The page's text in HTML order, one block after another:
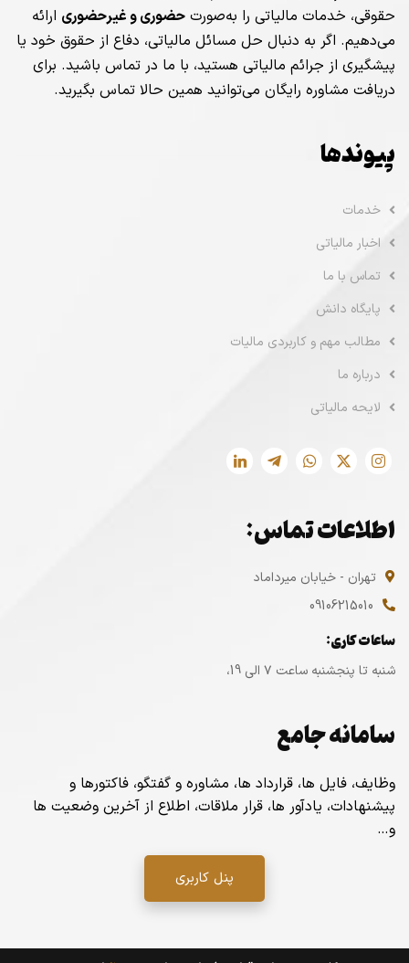
حقوقی، خدمات مالیاتی را به‌صورت حضوری و غیرحضوری ارائه
می‌دهیم. اگر به دنبال حل مسائل مالیاتی، دفاع از حقوق خود یا
پیشگیری از جرائم مالیاتی هستید، با ما در تماس باشید. برای
دریافت مشاوره رایگان می‌توانید همین حالا تماس بگیرید.
پیوندها
خدمات
اخبار مالیاتی
تماس با ما
پایگاه دانش
مطالب مهم و کاربردی مالیات
درباره ما
لایحه مالیاتی
اطلاعات تماس:
تهران - خیابان میرداماد
09106215010
ساعات کاری:
شنبه تا پنجشنبه ساعت ۷ الی 19،
سامانه جامع
وظایف، فایل ها، قرارداد ها، مشاوره و گفتگو، فاکتورها و
پیشنهادات، یادآور ها، قرار ملاقات، اطلاع از آخرین وضعیت ها
و…
پنل کاربری